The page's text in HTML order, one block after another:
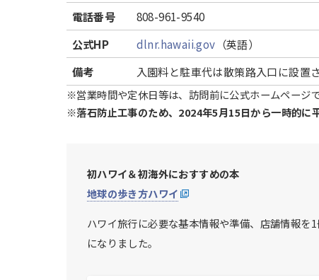
電話番号
808-961-9540
公式HP
dlnr.hawaii.gov （英語）
備考
入園料と駐車代は散策路入口に設置
※営業時間や定休日等は、訪問前に公式ホームページ
※落石防止工事のため、2024年5月15日から一時的に
初ハワイ＆初海外におすすめの本
地球の歩き方ハワイ
ハワイ旅行に必要な基本情報や準備、店舗情報
になりました。